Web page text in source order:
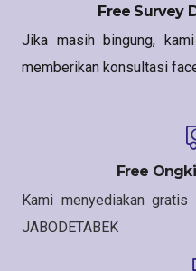
Free Survey
Jika masih bingung,
memberikan konsultasi
Free
Kami menyediakan
JABODETABEK